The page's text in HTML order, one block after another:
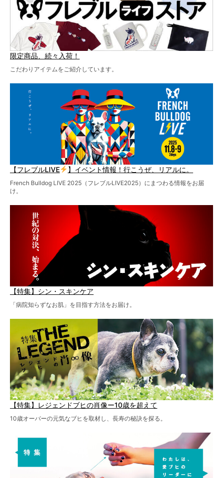
限定商品、続々入荷！
こだわりアイテムをご紹介しています。
【フレブルLIVE 】イベント情報！行こうぜ、リアルに。
French Bulldog LIVE 2025（フレブルLIVE2025）にまつわる情報をお届
け。
【特集】シン・スキンケア
「病院知らずなお肌」を目指す方法をお届け。
【特集】レジェンドブヒの肖像ー10歳を超えて
10歳オーバーの元気なブヒを取材し、長寿の秘訣を探る。